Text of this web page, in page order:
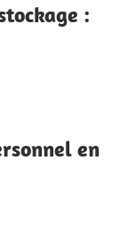
:
en